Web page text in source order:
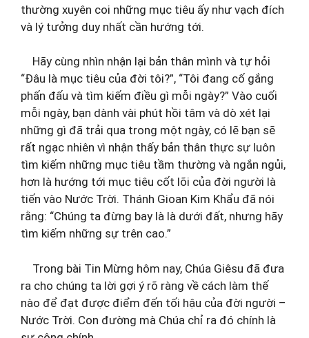
thường xuyên coi những mục tiêu ấy như vạch đích
và lý tưởng duy nhất cần hướng tới.
Hãy cùng nhìn nhận lại bản thân mình và tự hỏi
“Đâu là mục tiêu của đời tôi?”, “Tôi đang cố gắng
phấn đấu và tìm kiếm điều gì mỗi ngày?” Vào cuối
mỗi ngày, bạn dành vài phút hồi tâm và dò xét lại
những gì đã trải qua trong một ngày, có lẽ bạn sẽ
rất ngạc nhiên vì nhận thấy bản thân thực sự luôn
tìm kiếm những mục tiêu tầm thường và ngắn ngủi,
hơn là hướng tới mục tiêu cốt lõi của đời người là
tiến vào Nước Trời. Thánh Gioan Kim Khẩu đã nói
rằng: “Chúng ta đừng bay là là dưới đất, nhưng hãy
tìm kiếm những sự trên cao.”
Trong bài Tin Mừng hôm nay, Chúa Giêsu đã đưa
ra cho chúng ta lời gợi ý rõ ràng về cách làm thế
nào để đạt được điểm đến tối hậu của đời người –
Nước Trời. Con đường mà Chúa chỉ ra đó chính là